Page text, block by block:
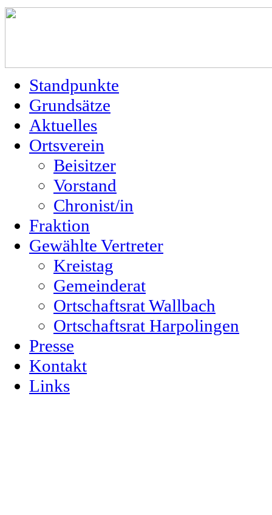
Standpunkte
Grundsätze
Aktuelles
Ortsverein
Beisitzer
Vorstand
Chronist/in
Fraktion
Gewählte Vertreter
Kreistag
Gemeinderat
Ortschaftsrat Wallbach
Ortschaftsrat Harpolingen
Presse
Kontakt
Links